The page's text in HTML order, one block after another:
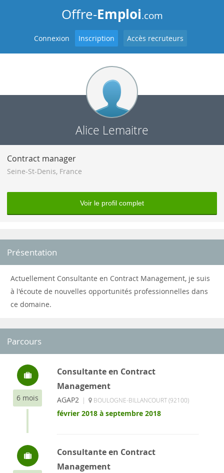
Offre-Emploi.com
Connexion Inscription Accès recruteurs
Alice Lemaitre
Contract manager
Seine-St-Denis, France
Voir le profil complet
Présentation
Actuellement Consultante en Contract Management, je suis
à l'écoute de nouvelles opportunités professionnelles dans
ce domaine.
Parcours
6 mois
Consultante en Contract
Management
AGAP2 | BOULOGNE-BILLANCOURT (92100)
février 2018 à septembre 2018
Consultante en Contract
Management